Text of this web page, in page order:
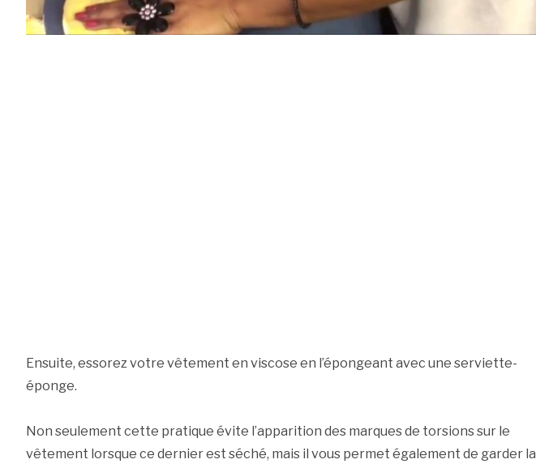
Ensuite, essorez votre vêtement en viscose en l’épongeant avec une serviette-
éponge.
Non seulement cette pratique évite l’apparition des marques de torsions sur le
vêtement lorsque ce dernier est séché, mais il vous permet également de garder la